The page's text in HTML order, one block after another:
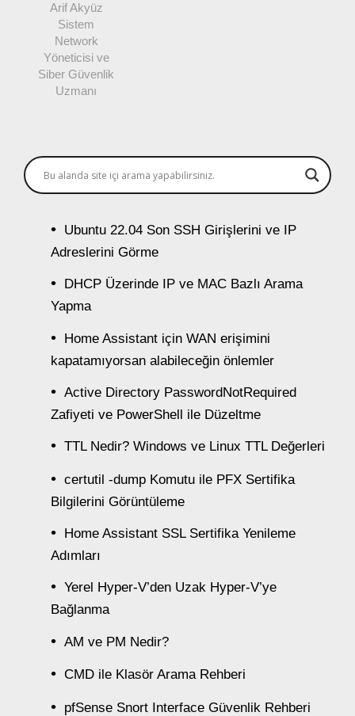
Arif Akyüz
Sistem
Network
Yöneticisi ve
Siber Güvenlik
Uzmanı
Ubuntu 22.04 Son SSH Girişlerini ve IP
Adreslerini Görme
DHCP Üzerinde IP ve MAC Bazlı Arama
Yapma
Home Assistant için WAN erişimini
kapatamıyorsan alabileceğin önlemler
Active Directory PasswordNotRequired
Zafiyeti ve PowerShell ile Düzeltme
TTL Nedir? Windows ve Linux TTL Değerleri
certutil -dump Komutu ile PFX Sertifika
Bilgilerini Görüntüleme
Home Assistant SSL Sertifika Yenileme
Adımları
Yerel Hyper-V’den Uzak Hyper-V’ye
Bağlanma
AM ve PM Nedir?
CMD ile Klasör Arama Rehberi
pfSense Snort Interface Güvenlik Rehberi